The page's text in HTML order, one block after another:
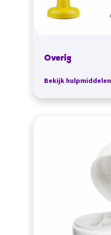
Overig
Bekijk hulpmiddelen